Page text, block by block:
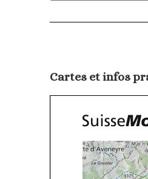
Cartes et infos